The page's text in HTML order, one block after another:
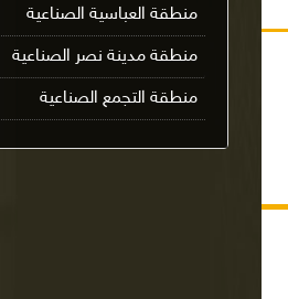
منطقة العباسية الصناعية
منطقة مدينة نصر الصناعية
منطقة التجمع الصناعية